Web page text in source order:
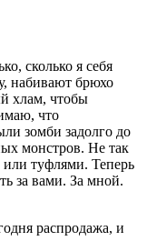
сколько я себя
набивают брюхо
хлам, чтобы
что
зомби задолго до
монстров. Не так
или туфлями. Теперь
за вами. За мной.
распродажа, и